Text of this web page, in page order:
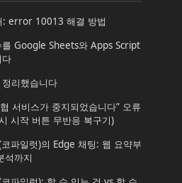
: error 10013 해결 방법
를 Google Sheets와 Apps Script
리했습니다
서비스가 중지되었습니다” 오류
시작 버튼 무반응 복구기)
파일럿)의 Edge 채팅: 웹 요약부
석까지